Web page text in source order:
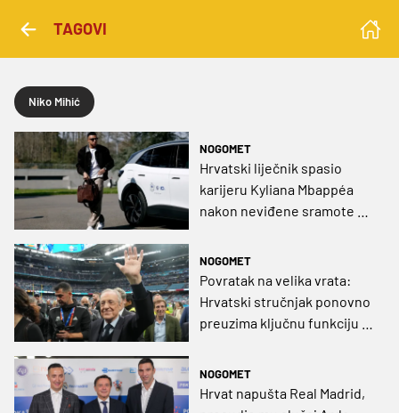
TAGOVI
Niko Mihić
NOGOMET
Hrvatski liječnik spasio
karijeru Kyliana Mbappéa
nakon neviđene sramote u
NOGOMET
Povratak na velika vrata:
Hrvatski stručnjak ponovno
preuzima ključnu funkciju u
NOGOMET
Hrvat napušta Real Madrid,